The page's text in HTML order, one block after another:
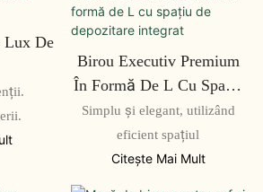
Lux De
Birou Executiv Premium
În Formă De L Cu Spațiu
De Depozitare Integrat
Simplu și elegant, utilizând
eficient spațiul
Citeşte Mai Mult